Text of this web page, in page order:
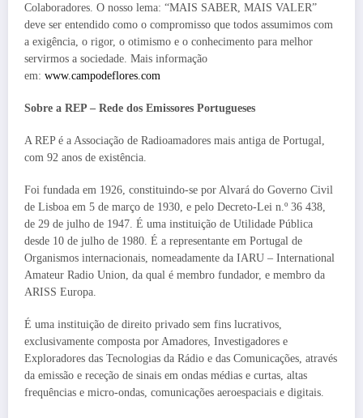
Colaboradores. O nosso lema: “MAIS SABER, MAIS VALER”
deve ser entendido como o compromisso que todos assumimos com
a exigência, o rigor, o otimismo e o conhecimento para melhor
servirmos a sociedade. Mais informação
em: www.campodeflores.com
Sobre a REP – Rede dos Emissores Portugueses
A REP é a Associação de Radioamadores mais antiga de Portugal,
com 92 anos de existência.
Foi fundada em 1926, constituindo-se por Alvará do Governo Civil
de Lisboa em 5 de março de 1930, e pelo Decreto-Lei n.º 36 438,
de 29 de julho de 1947. É uma instituição de Utilidade Pública
desde 10 de julho de 1980. É a representante em Portugal de
Organismos internacionais, nomeadamente da IARU – International
Amateur Radio Union, da qual é membro fundador, e membro da
ARISS Europa.
É uma instituição de direito privado sem fins lucrativos,
exclusivamente composta por Amadores, Investigadores e
Exploradores das Tecnologias da Rádio e das Comunicações, através
da emissão e receção de sinais em ondas médias e curtas, altas
frequências e micro-ondas, comunicações aeroespaciais e digitais.